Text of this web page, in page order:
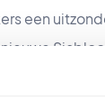
een
het